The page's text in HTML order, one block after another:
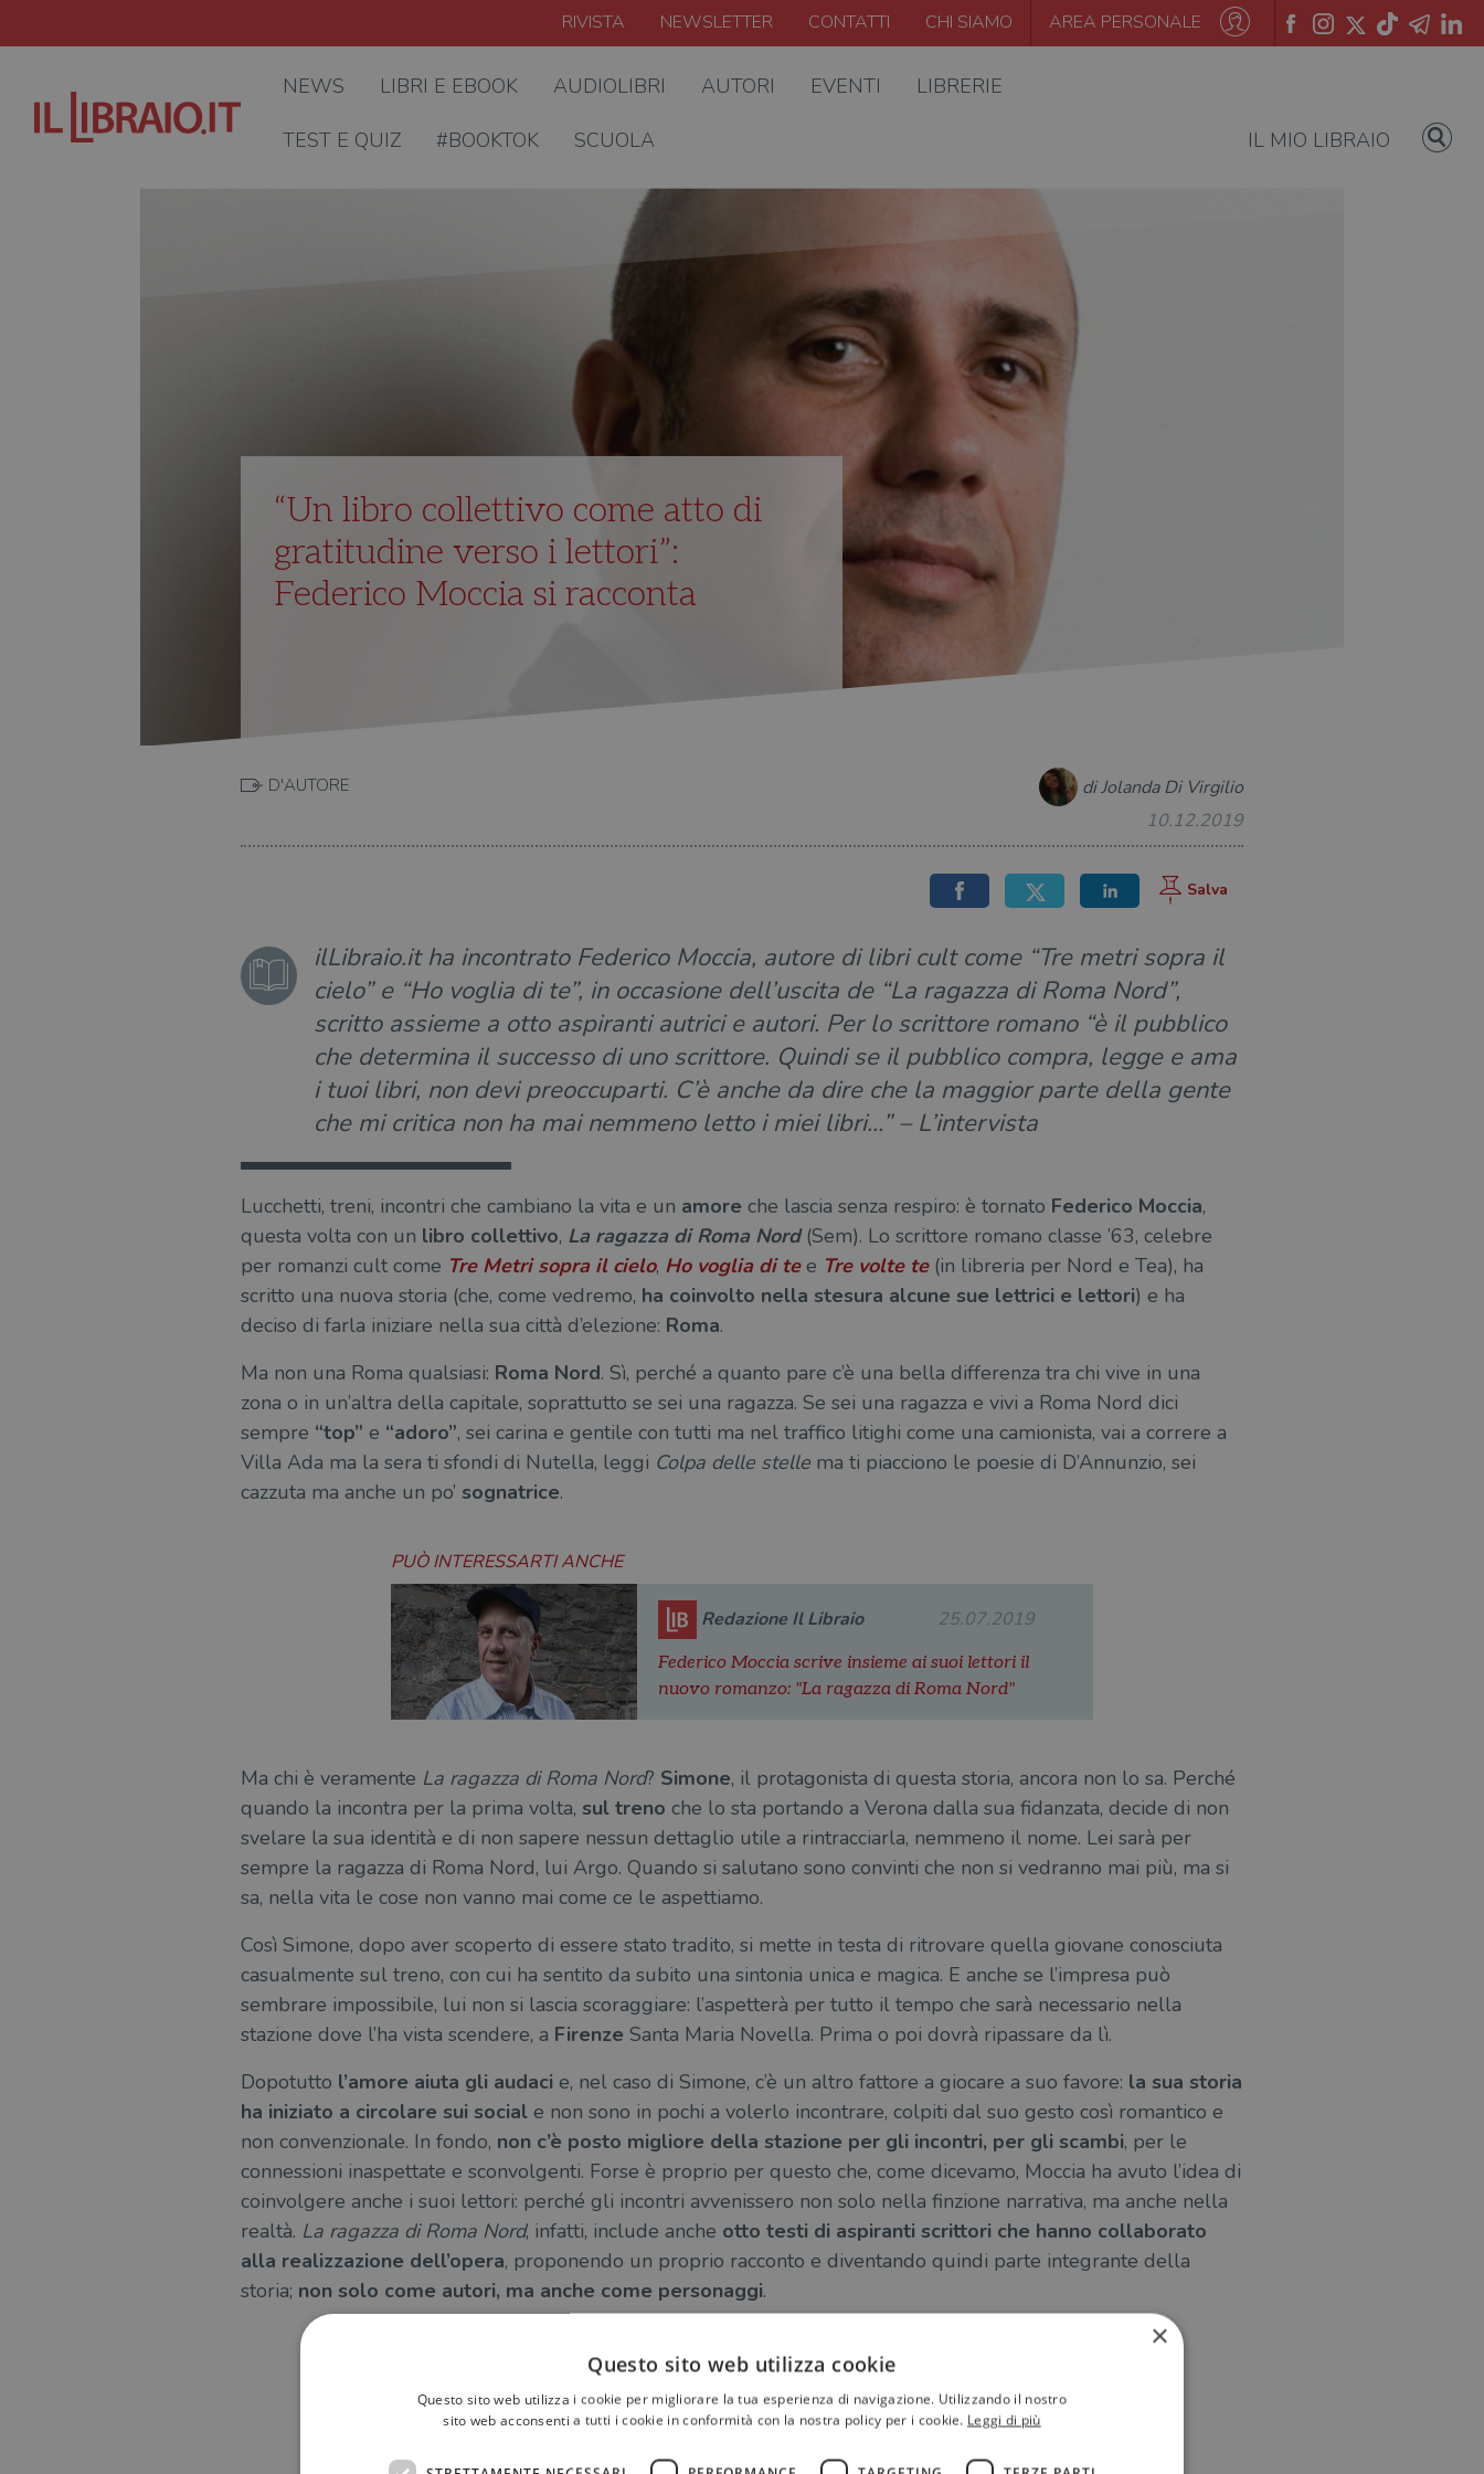
RIVISTA NEWSLETTER CONTATTI CHI SIAMO AREA PERSONALE
NEWS LIBRI E EBOOK AUDIOLIBRI AUTORI EVENTI LIBRERIE
TEST E QUIZ #BOOKTOK SCUOLA IL MIO LIBRAIO
“Un libro collettivo come atto di
gratitudine verso i lettori”:
Federico Moccia si racconta
D'AUTORE
di Jolanda Di Virgilio
10.12.2019
ilLibraio.it ha incontrato Federico Moccia, autore di libri cult come “Tre metri sopra il
cielo” e “Ho voglia di te”, in occasione dell’uscita de “La ragazza di Roma Nord”,
scritto assieme a otto aspiranti autrici e autori. Per lo scrittore romano “è il pubblico
che determina il successo di uno scrittore. Quindi se il pubblico compra, legge e ama
i tuoi libri, non devi preoccuparti. C’è anche da dire che la maggior parte della gente
che mi critica non ha mai nemmeno letto i miei libri…” – L’intervista
Lucchetti, treni, incontri che cambiano la vita e un amore che lascia senza respiro: è tornato Federico Moccia,
questa volta con un libro collettivo, La ragazza di Roma Nord(Sem). Lo scrittore romano classe ’63, celebre
per romanzi cult come Tre Metri sopra il cielo, Ho voglia di tee Tre volte te(in libreria per Nord e Tea), ha
scritto una nuova storia (che, come vedremo, ha coinvolto nella stesura alcune sue lettrici e lettori) e ha
deciso di farla iniziare nella sua città d’elezione: Roma.
Ma non una Roma qualsiasi: Roma Nord. Sì, perché a quanto pare c’è una bella differenza tra chi vive in una
zona o in un’altra della capitale, soprattutto se sei una ragazza. Se sei una ragazza e vivi a Roma Nord dici
sempre “top” e “adoro”, sei carina e gentile con tutti ma nel traffico litighi come una camionista, vai a correre a
Villa Ada ma la sera ti sfondi di Nutella, leggi Colpa delle stellema ti piacciono le poesie di D’Annunzio, sei
cazzuta ma anche un po’ sognatrice.
PUÒ INTERESSARTI ANCHE
Redazione Il Libraio 25.07.2019
Federico Moccia scrive insieme ai suoi lettori il
nuovo romanzo: "La ragazza di Roma Nord"
Ma chi è veramente La ragazza di Roma Nord? Simone, il protagonista di questa storia, ancora non lo sa. Perché
quando la incontra per la prima volta, sul treno che lo sta portando a Verona dalla sua fidanzata, decide di non
svelare la sua identità e di non sapere nessun dettaglio utile a rintracciarla, nemmeno il nome. Lei sarà per
sempre la ragazza di Roma Nord, lui Argo. Quando si salutano sono convinti che non si vedranno mai più, ma si
sa, nella vita le cose non vanno mai come ce le aspettiamo.
Così Simone, dopo aver scoperto di essere stato tradito, si mette in testa di ritrovare quella giovane conosciuta
casualmente sul treno, con cui ha sentito da subito una sintonia unica e magica. E anche se l’impresa può
sembrare impossibile, lui non si lascia scoraggiare: l’aspetterà per tutto il tempo che sarà necessario nella
stazione dove l’ha vista scendere, a Firenze Santa Maria Novella. Prima o poi dovrà ripassare da lì.
Dopotutto l’amore aiuta gli audacie, nel caso di Simone, c’è un altro fattore a giocare a suo favore: la sua storia
ha iniziato a circolare sui sociale non sono in pochi a volerlo incontrare, colpiti dal suo gesto così romantico e
non convenzionale. In fondo, non c’è posto migliore della stazione per gli incontri, per gli scambi, per le
connessioni inaspettate e sconvolgenti. Forse è proprio per questo che, come dicevamo, Moccia ha avuto l’idea di
coinvolgere anche i suoi lettori: perché gli incontri avvenissero non solo nella finzione narrativa, ma anche nella
realtà. La ragazza di Roma Nord, infatti, include anche otto testi di aspiranti scrittori che hanno collaborato
alla realizzazione dell’opera, proponendo un proprio racconto e diventando quindi parte integrante della
storia; non solo come autori, ma anche come personaggi.
×
Questo sito web utilizza cookie
Questo sito web utilizza i cookie per migliorare la tua esperienza di navigazione. Utilizzando il nostro
sito web acconsenti a tutti i cookie in conformità con la nostra policy per i cookie. Leggi di più